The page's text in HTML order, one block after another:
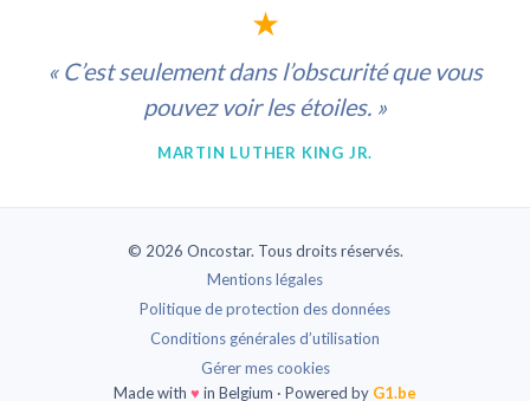
★
« C’est seulement dans l’obscurité que vous
pouvez voir les étoiles. »
MARTIN LUTHER KING JR.
© 2026 Oncostar. Tous droits réservés.
Mentions légales
Politique de protection des données
Conditions générales d’utilisation
Gérer mes cookies
Made with ♥ in Belgium · Powered by G1.be